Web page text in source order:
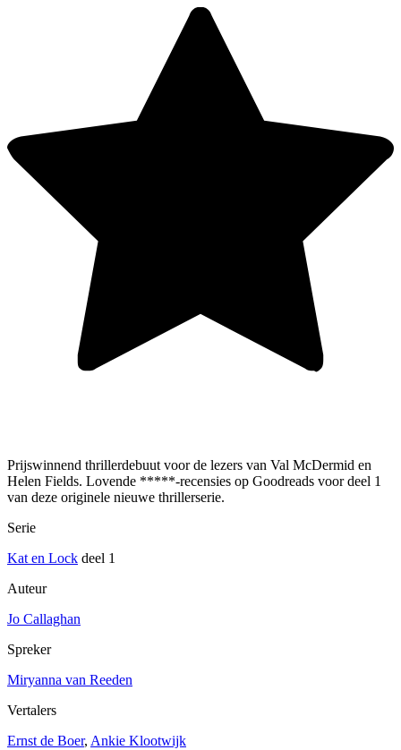
Prijswinnend thrillerdebuut voor de lezers van Val McDermid en
Helen Fields. Lovende *****-recensies op Goodreads voor deel 1
van deze originele nieuwe thrillerserie.
Serie
Kat en Lock deel 1
Auteur
Jo Callaghan
Spreker
Miryanna van Reeden
Vertalers
Ernst de Boer, Ankie Klootwijk